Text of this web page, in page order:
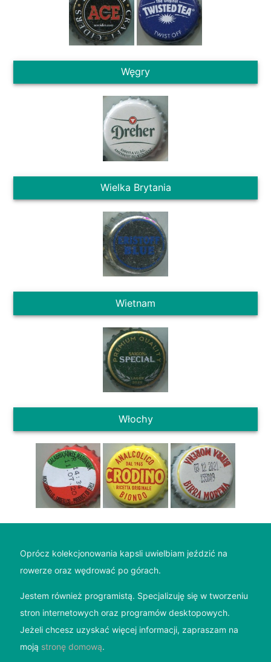
Węgry
Wielka Brytania
Wietnam
Włochy
Oprócz kolekcjonowania kapsli uwielbiam jeździć na
rowerze oraz wędrować po górach.
Jestem również programistą. Specjalizuję się w tworzeniu
stron internetowych oraz programów desktopowych.
Jeżeli chcesz uzyskać więcej informacji, zapraszam na
moją stronę domową.